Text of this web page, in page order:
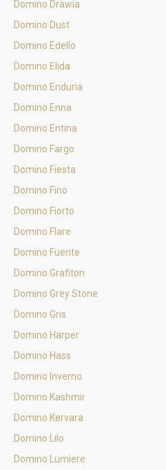
Domino Drawia
Domino Dust
Domino Edello
Domino Elida
Domino Enduria
Domino Enna
Domino Entina
Domino Fargo
Domino Fiesta
Domino Fino
Domino Fiorto
Domino Flare
Domino Fuente
Domino Grafiton
Domino Grey Stone
Domino Gris
Domino Harper
Domino Hass
Domino Inverno
Domino Kashmir
Domino Kervara
Domino Lilo
Domino Lumiere